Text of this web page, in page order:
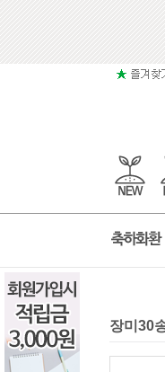
장미30